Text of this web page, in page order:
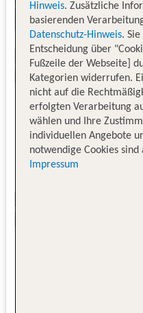
Hinweis. Zusätzliche
basierenden
Datenschutz-Hinweis.
Entscheidung über
Fußzeile der Webseite]
Kategorien widerrufen.
nicht auf die
erfolgten Verarbeitung
wählen und Ihre
individuellen Angebote
notwendige Cookies sind
Impressum